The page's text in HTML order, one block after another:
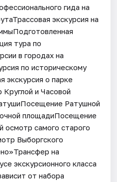
гида на
экскурсия на
тура по
в городах на
по историческому
экскурсия о парке
и Часовой
Ратушной
площадиПосещение
осмотр самого старого
Выборгского
на
экскурсионного класса
от набора